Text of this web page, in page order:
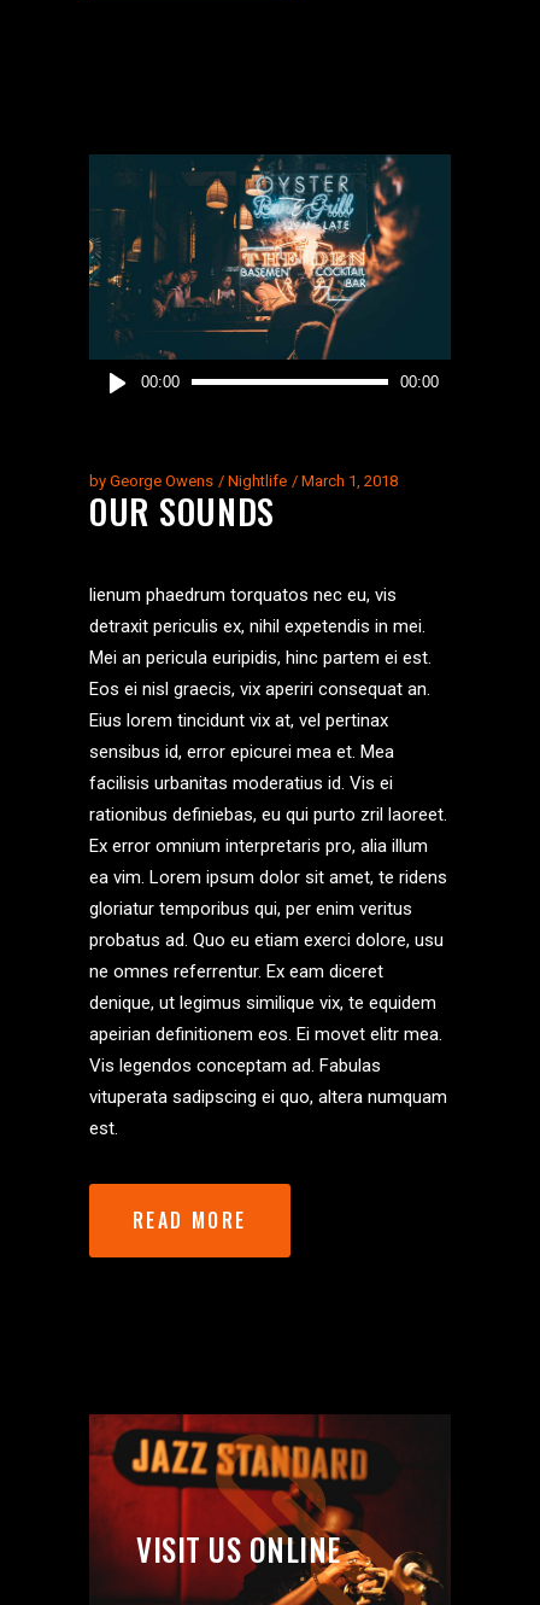
Audio
00:00 00:00
by George Owens Nightlife March 1, 2018
OUR SOUNDS
lienum phaedrum torquatos nec eu, vis
detraxit periculis ex, nihil expetendis in mei.
Mei an pericula euripidis, hinc partem ei est.
Eos ei nisl graecis, vix aperiri consequat an.
Eius lorem tincidunt vix at, vel pertinax
sensibus id, error epicurei mea et. Mea
facilisis urbanitas moderatius id. Vis ei
rationibus definiebas, eu qui purto zril laoreet.
Ex error omnium interpretaris pro, alia illum
ea vim. Lorem ipsum dolor sit amet, te ridens
gloriatur temporibus qui, per enim veritus
probatus ad. Quo eu etiam exerci dolore, usu
ne omnes referrentur. Ex eam diceret
denique, ut legimus similique vix, te equidem
apeirian definitionem eos. Ei movet elitr mea.
Vis legendos conceptam ad. Fabulas
vituperata sadipscing ei quo, altera numquam
est.
READ MORE
VISIT US ONLINE